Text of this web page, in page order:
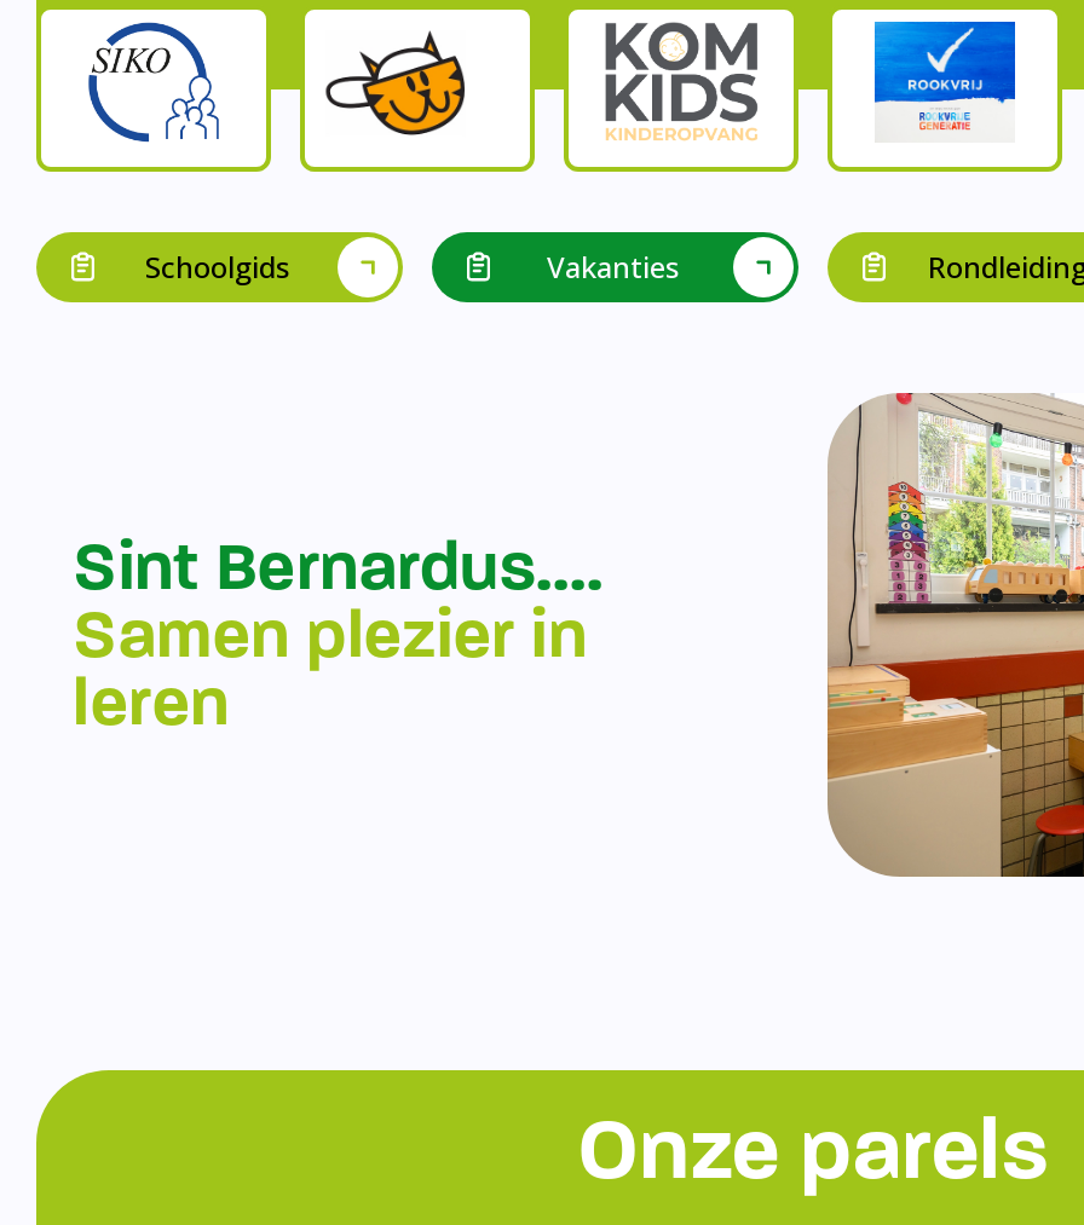
Op onze school krijgen leerlingen met een verrijkend aanbod
Op onze school werken leerkrachten samen in leerteams op het gebied
Op onze school vieren we samen.
Op onze school werken leraarondersteuners met leerlingen met een
Op onze school is er een duidelijke